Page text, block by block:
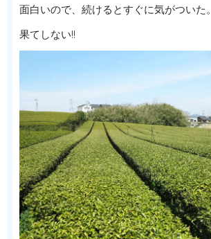
面白いので、続けるとすぐに気がついた。
果てしない!!